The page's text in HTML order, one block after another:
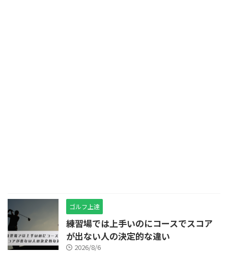
ゴルフ上達
練習場では上手いのにコースでスコア
が出ない人の決定的な違い
2026/8/6